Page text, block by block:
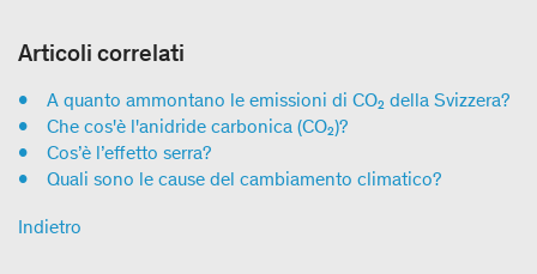
Articoli correlati
A quanto ammontano le emissioni di CO₂ della Svizzera?
Che cos'è l'anidride carbonica (CO₂)?
Cos’è l’effetto serra?
Quali sono le cause del cambiamento climatico?
Indietro